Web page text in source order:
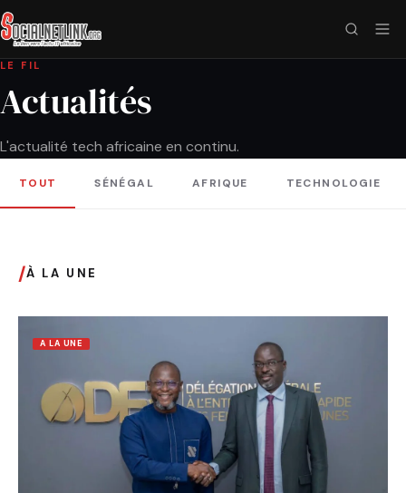
LE FIL
Actualités
L'actualité tech africaine en continu.
TOUT SÉNÉGAL AFRIQUE TECHNOLOGIE
/À LA UNE
A LA UNE